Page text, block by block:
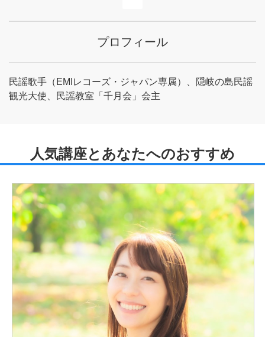
プロフィール
民謡歌手（EMIレコーズ・ジャパン専属）、隠岐の島民謡
観光大使、民謡教室「千月会」会主